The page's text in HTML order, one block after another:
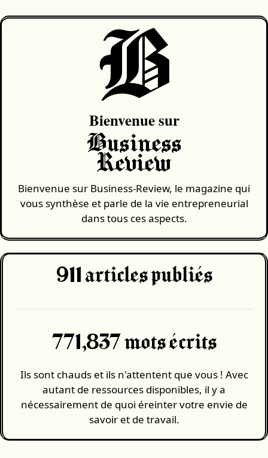
B
Bienvenue sur
Business
Review
Bienvenue sur Business-Review, le magazine qui
vous synthèse et parle de la vie entrepreneurial
dans tous ces aspects.
911 articles publiés
771,837 mots écrits
Ils sont chauds et ils n'attentent que vous ! Avec
autant de ressources disponibles, il y a
nécessairement de quoi éreinter votre envie de
savoir et de travail.